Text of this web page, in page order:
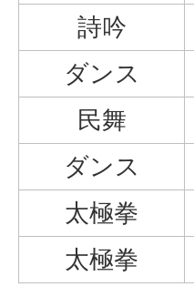
詩吟
ダンス
民舞
ダンス
太極拳
太極拳